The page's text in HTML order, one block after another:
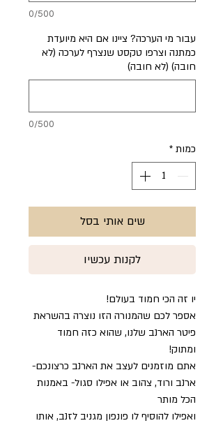
0/500
עבור מי הערכה? ציינו אם היא מיועדת
כמתנה וצרפו טקסט שנצרף לערכה (לא
חובה) (לא חובה)
0/500
כמות *
שים אותי בסל
לקנות עכשיו
יו זה הכי חמוד בעולם!
אספר לכם שהמנורה הזו נוצרה בהשראת
פיטר הארנב שלנו, שהוא כזה חמוד
ומתוק!
אתם מוזמנים לעצב את הארנב כרצונכם-
ארנב ורוד, צהוב או אפילו סגול- באמנות
הכל מותר
ואפילו להוסיף לו פונפון מגניב לזנב, אותו